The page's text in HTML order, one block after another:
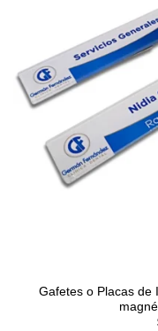
Gafetes o Placas de